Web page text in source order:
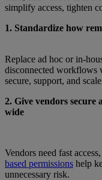
simplify access, tighten
1. Standardize how
Replace ad hoc or in-
disconnected workflows
secure, support, and
2. Give vendors secure
wide
Vendors need fast
based permissions help
unnecessary risk.